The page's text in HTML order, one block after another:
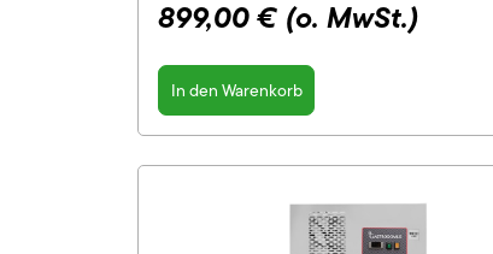
899,00 € (o. MwSt.)
In den Warenkorb